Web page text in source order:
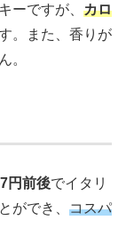
ーですが、 カロ
。また、香りが
。
円前後でイタリ
ができ、 コスパ